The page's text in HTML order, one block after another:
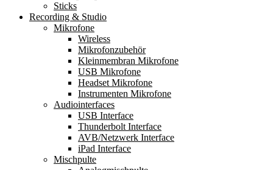
Sticks
Recording & Studio
Mikrofone
Wireless
Mikrofonzubehör
Kleinmembran Mikrofone
USB Mikrofone
Headset Mikrofone
Instrumenten Mikrofone
Audiointerfaces
USB Interface
Thunderbolt Interface
AVB/Netzwerk Interface
iPad Interface
Mischpulte